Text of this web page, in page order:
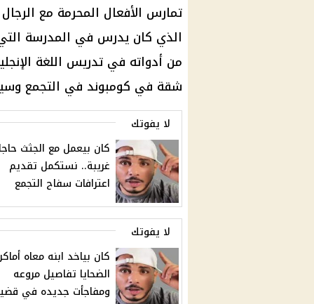
تمارس الأفعال المحرمة مع
الذي كان يدرس في المدرسة
من أدواته في تدريس اللغة
شقة في كومبوند في التجمع
لا يفوتك
كان بيعمل مع الجثث
غريبة.. نستكمل تقديم
اعترافات سفاح التجمع
لا يفوتك
كان بياخد ابنه معاه
الضحايا تفاصيل مروعه
ومفاجأت جديده في